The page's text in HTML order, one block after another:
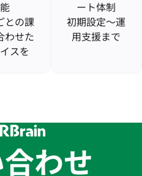
能
との課
わせた
スを
ート体制
初期設定〜運
用支援まで
わせ